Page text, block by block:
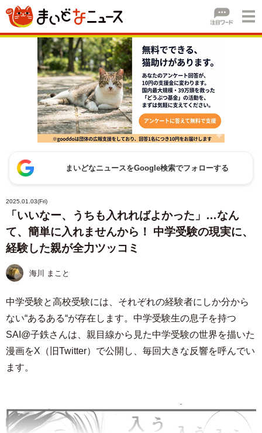
まいどなニュースをGoogle検索でフォローする
2025.01.03(Fri)
「いいなー、うちも入れればよかった」…なん
て、簡単に入れませんから！ 中学受験の現実に、
経験した親が全力ツッコミ
海川 まこと
中学受験と高校受験には、それぞれの経験者にしか分から
ない“あるある“が存在します。中学受験生の息子を持つ
SAI@子鉄さんは、親目線から見た中学受験の世界を描いた
漫画をX（旧Twitter）で公開し、毎回大きな反響を呼んでい
ます。